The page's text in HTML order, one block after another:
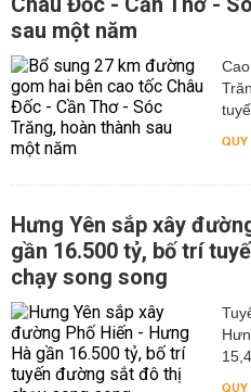
sau một năm
Hưng Yên sắp xây
gần 16.500 tỷ, bố trí
chạy song song